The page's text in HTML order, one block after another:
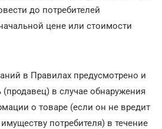
до потребителей
цене или стоимости
в Правилах предусмотрено и
(продавец) в случае обнаружения
о товаре (если он не вредит
потребителя) в течение